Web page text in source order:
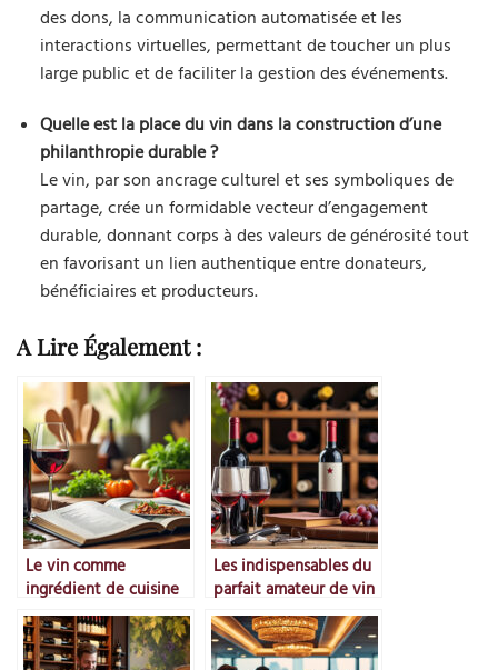
des dons, la communication automatisée et les
interactions virtuelles, permettant de toucher un plus
large public et de faciliter la gestion des événements.
Quelle est la place du vin dans la construction d’une
philanthropie durable ?
Le vin, par son ancrage culturel et ses symboliques de
partage, crée un formidable vecteur d’engagement
durable, donnant corps à des valeurs de générosité tout
en favorisant un lien authentique entre donateurs,
bénéficiaires et producteurs.
A Lire Également :
Le vin comme
ingrédient de cuisine
Les indispensables du
parfait amateur de vin